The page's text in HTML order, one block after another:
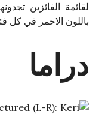
لقائمة الفائزين
باللون الاحمر في كل
دراما